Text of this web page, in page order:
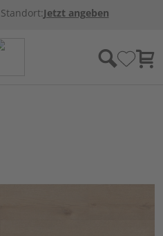
Jetzt angeben